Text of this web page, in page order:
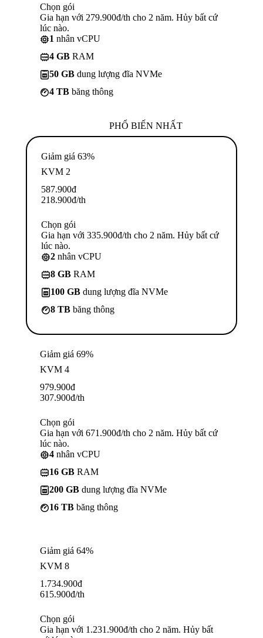
Chọn gói
Gia hạn với 279.900đ/th cho 2 năm. Hủy bất cứ
lúc nào.
1 nhân vCPU
4 GB RAM
50 GB dung lượng đĩa NVMe
4 TB băng thông
PHỔ BIẾN NHẤT
Giảm giá 63%
KVM 2
587.900đ
218.900đ/th
Chọn gói
Gia hạn với 335.900đ/th cho 2 năm. Hủy bất cứ
lúc nào.
2 nhân vCPU
8 GB RAM
100 GB dung lượng đĩa NVMe
8 TB băng thông
Giảm giá 69%
KVM 4
979.900đ
307.900đ/th
Chọn gói
Gia hạn với 671.900đ/th cho 2 năm. Hủy bất cứ
lúc nào.
4 nhân vCPU
16 GB RAM
200 GB dung lượng đĩa NVMe
16 TB băng thông
Giảm giá 64%
KVM 8
1.734.900đ
615.900đ/th
Chọn gói
Gia hạn với 1.231.900đ/th cho 2 năm. Hủy bất